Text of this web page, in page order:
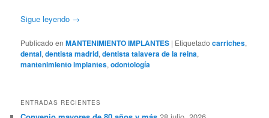
Sigue leyendo →
Publicado en MANTENIMIENTO IMPLANTES | Etiquetado carriches,
dental,dentista madrid,dentista talavera de la reina,
mantenimiento implantes,odontología
ENTRADAS RECIENTES